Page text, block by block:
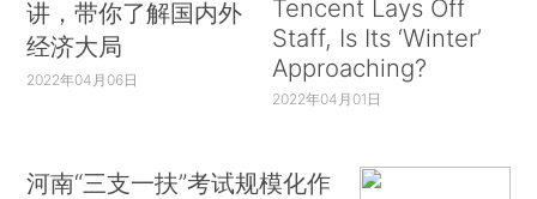
讲，带你了解国内外
经济大局
2022年04月06日
Tencent Lays Off
Staff, Is Its ‘Winter’
Approaching?
2022年04月01日
河南“三支一扶”考试规模化作